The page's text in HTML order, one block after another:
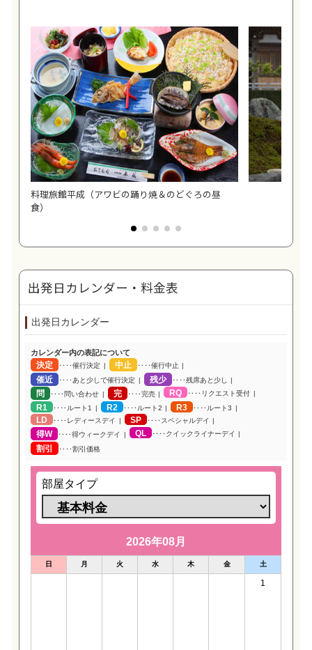
料理旅館平成（アワビの踊り焼＆のどぐろの昼
食）
出発日カレンダー・料金表
出発日カレンダー
カレンダー内の表記について
決定 ‥‥催行決定 中止 ‥‥催行中止
催近 ‥‥あと少しで催行決定 残少 ‥‥残席あと少し
問 ‥‥問い合わせ 完 ‥‥完売 RQ ‥‥リクエスト受付
R1 ‥‥ルート1 R2 ‥‥ルート2 R3 ‥‥ルート3
LD ‥‥レディースデイ SP ‥‥スペシャルデイ
得W ‥‥得ウィークデイ QL ‥‥クイックライナーデイ
割引 ‥‥割引価格